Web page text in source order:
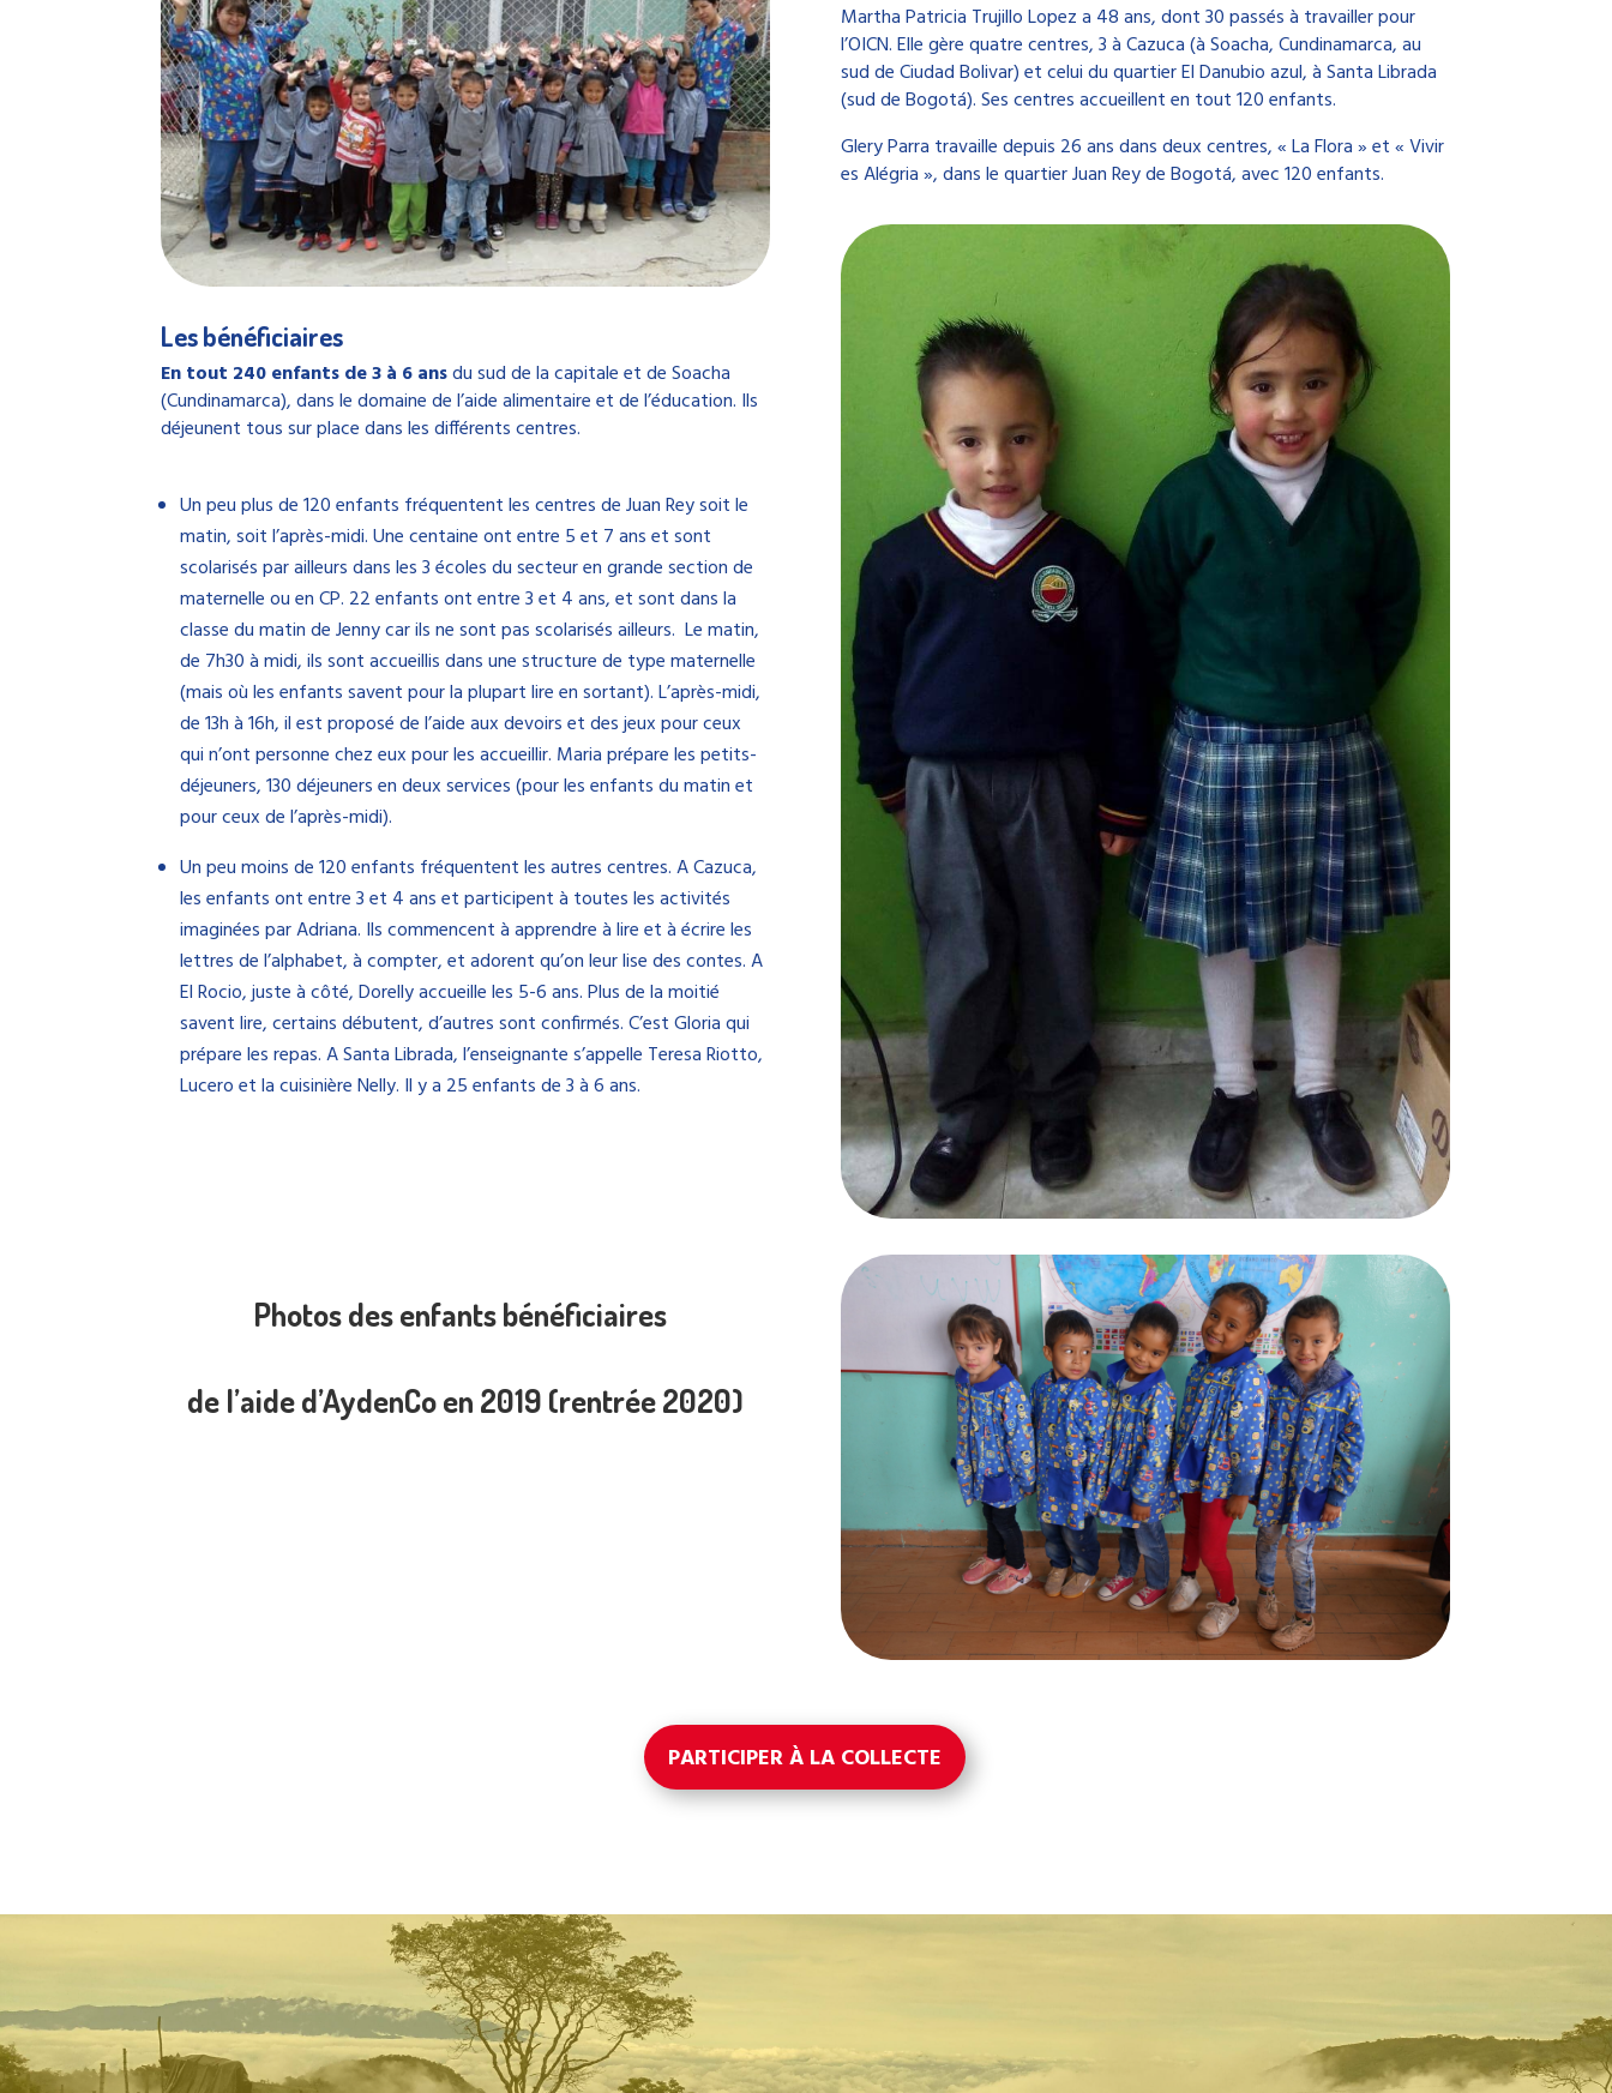
Les bénéficiaires
En tout 240 enfants de 3 à 6 ansdu sud de la capitale et de Soacha
(Cundinamarca), dans le domaine de l’aide alimentaire et de l’éducation. Ils
déjeunent tous sur place dans les différents centres.
Un peu plus de 120 enfants fréquentent les centres de Juan Rey soit le
matin, soit l’après-midi. Une centaine ont entre 5 et 7 ans et sont
scolarisés par ailleurs dans les 3 écoles du secteur en grande section de
maternelle ou en CP. 22 enfants ont entre 3 et 4 ans, et sont dans la
classe du matin de Jenny car ils ne sont pas scolarisés ailleurs. Le matin,
de 7h30 à midi, ils sont accueillis dans une structure de type maternelle
(mais où les enfants savent pour la plupart lire en sortant).L’après-midi,
de 13h à 16h, il est proposé de l’aide aux devoirs et des jeux pour ceux
qui n’ont personne chez eux pour les accueillir. Maria prépare les petits-
déjeuners, 130 déjeuners en deux services (pour les enfants du matin et
pour ceux de l’après-midi).
Un peu moins de 120 enfants fréquentent les autres centres.A Cazuca,
les enfants ont entre 3 et 4 ans et participent à toutes les activités
imaginées par Adriana. Ils commencent à apprendre à lire et à écrire les
lettres de l’alphabet, à compter, et adorent qu’on leur lise des contes.A
El Rocio, juste à côté, Dorelly accueille les 5-6 ans. Plus de la moitié
savent lire, certains débutent, d’autres sont confirmés. C’est Gloria qui
prépare les repas.A Santa Librada, l’enseignante s’appelle Teresa Riotto,
Lucero et la cuisinière Nelly. Il y a 25 enfants de 3 à 6 ans.
Photos des enfants bénéficiaires
de l’aide d’AydenCo en 2019 (rentrée 2020)
Martha Patricia Trujillo Lopez a 48 ans, dont 30 passés à travailler pour
l’OICN. Elle gère quatre centres, 3 à Cazuca (à Soacha, Cundinamarca, au
sud de Ciudad Bolivar) et celui du quartier El Danubio azul, à Santa Librada
(sud de Bogotá). Ses centres accueillent en tout 120 enfants.
Glery Parra travaille depuis 26 ans dans deux centres, « La Flora » et « Vivir
es Alégria », dans le quartier Juan Rey de Bogotá, avec 120 enfants.
PARTICIPER À LA COLLECTE